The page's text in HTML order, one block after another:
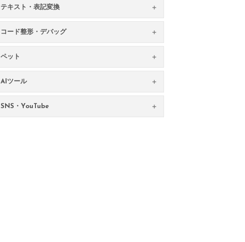
テキスト・表記変換
コード整形・デバッグ
ペット
AIツール
SNS・YouTube